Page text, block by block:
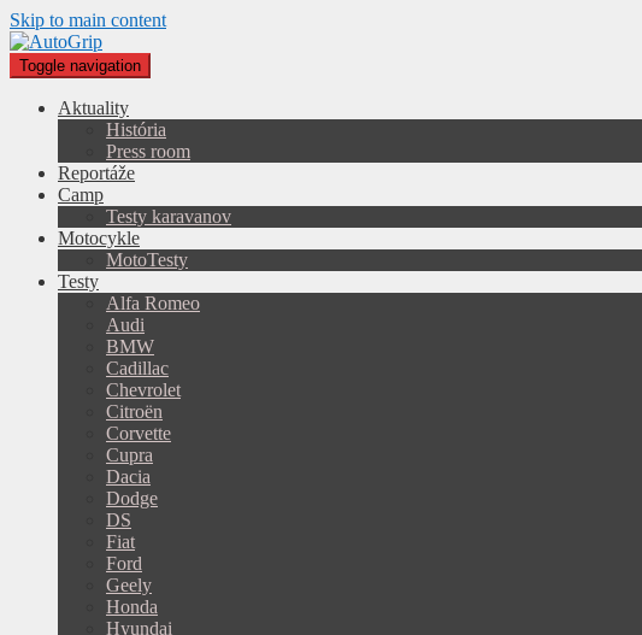
Skip to main content
Toggle navigation
Aktuality
História
Press room
Reportáže
Camp
Testy karavanov
Motocykle
MotoTesty
Testy
Alfa Romeo
Audi
BMW
Cadillac
Chevrolet
Citroën
Corvette
Cupra
Dacia
Dodge
DS
Fiat
Ford
Geely
Honda
Hyundai